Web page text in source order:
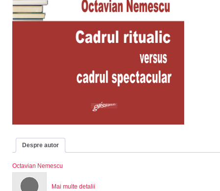
Despre autor
Octavian Nemescu
Mai multe detalii